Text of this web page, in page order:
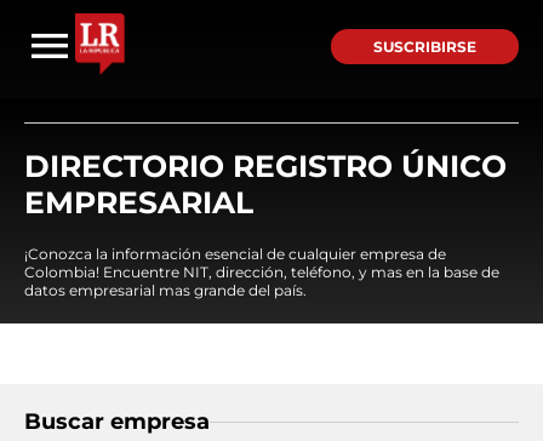
SUSCRIBIRSE
DIRECTORIO REGISTRO ÚNICO
EMPRESARIAL
¡Conozca la información esencial de cualquier empresa de
Colombia! Encuentre NIT, dirección, teléfono, y mas en la base de
datos empresarial mas grande del país.
Buscar empresa